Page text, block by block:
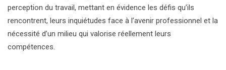
perception du travail, mettant en évidence les défis qu’ils
rencontrent, leurs inquiétudes face à l’avenir professionnel et la
nécessité d’un milieu qui valorise réellement leurs
compétences.